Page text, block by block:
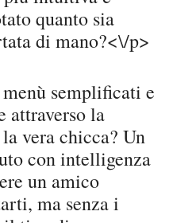
quanto sia
di mano?<\/p>
semplificati e
attraverso la
vera chicca? Un
con intelligenza
un amico
ma senza i